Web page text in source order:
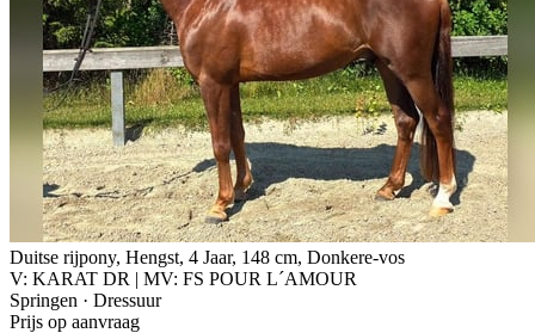
Duitse rijpony, Hengst, 4 Jaar, 148 cm, Donkere-vos
V: KARAT DR | MV: FS POUR L´AMOUR
Springen · Dressuur
Prijs op aanvraag